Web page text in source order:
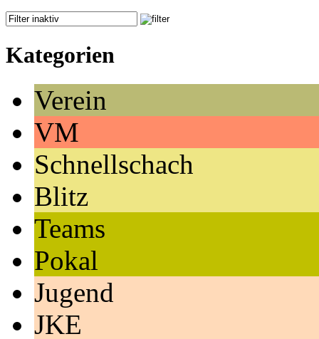
Kategorien
Verein
VM
Schnellschach
Blitz
Teams
Pokal
Jugend
JKE